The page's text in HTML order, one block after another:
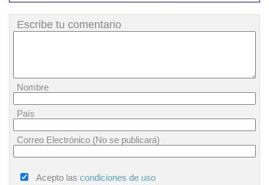
Escribe tu comentario
Nombre
País
Correo Electrónico (No se publicará)
Acepto las condiciones de uso